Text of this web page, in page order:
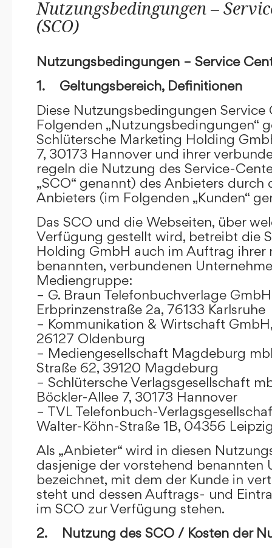
Nutzungsbedingungen –
(SCO)
Nutzungsbedingungen – Service
1. Geltungsbereich, Definitionen
Diese Nutzungsbedingungen Service
Folgenden „Nutzungsbedingungen“
Schlütersche Marketing Holding
7, 30173 Hannover und ihrer
regeln die Nutzung des Service-
„SCO“ genannt) des Anbieters durch
Anbieters (im Folgenden „Kunden“
Das SCO und die Webseiten, über
Verfügung gestellt wird, betreibt die
Holding GmbH auch im Auftrag ihrer
benannten, verbundenen
Mediengruppe:
– G. Braun Telefonbuchverlage GmbH
Erbprinzenstraße 2a, 76133 Karlsruhe
– Kommunikation & Wirtschaft
26127 Oldenburg
– Mediengesellschaft Magdeburg
Straße 62, 39120 Magdeburg
– Schlütersche Verlagsgesellschaft
Böckler-Allee 7, 30173 Hannover
– TVL Telefonbuch-
Walter-Köhn-Straße 1B, 04356
Als „Anbieter“ wird in diesen
dasjenige der vorstehend benannten
bezeichnet, mit dem der Kunde in
steht und dessen Auftrags- und
im SCO zur Verfügung stehen.
2. Nutzung des SCO / Kosten der